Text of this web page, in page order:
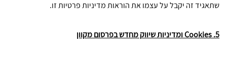
שתאגיד זה יקבל על עצמו את הוראות מדיניות פרטיות זו.
5.
Cookiesומדיניות שיווק מחדש בפרסום מקוון